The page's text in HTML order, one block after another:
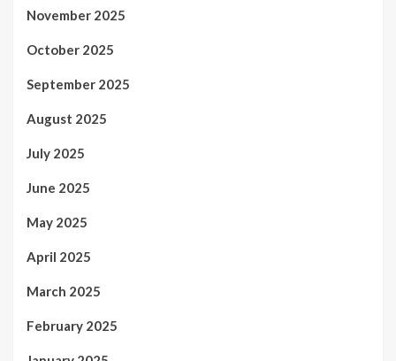
November 2025
October 2025
September 2025
August 2025
July 2025
June 2025
May 2025
April 2025
March 2025
February 2025